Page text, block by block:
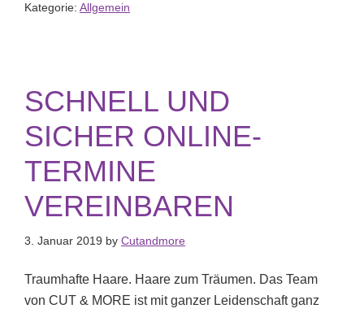
Kategorie: Allgemein
SCHNELL UND
SICHER ONLINE-
TERMINE
VEREINBAREN
3. Januar 2019 by Cutandmore
Traumhafte Haare. Haare zum Träumen. Das Team
von CUT & MORE ist mit ganzer Leidenschaft ganz